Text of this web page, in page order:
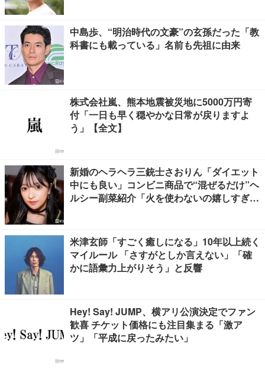
中島歩、“明治時代の文豪”の玄孫だった「教
科書にも載っている」名前も先祖に由来
株式会社嵐、熊本地震被災地に5000万円寄
付「一日も早く穏やかな日常が戻りますよ
う」【全文】
新婚のヘラヘラ三銃士さおりん「ダイエット
中にも良い」コンビニ商品で“混ぜるだけ”ヘ
ルシー副菜紹介「火を使わないの嬉しすぎ
米津玄師「すごく癒しになる」10年以上続く
マイルール 「さすがとしか言えない」「確
かに語彙力上がりそう」と反響
Hey! Say! JUMP、横アリ公演決定でファン
歓喜 チケット価格にも注目集まる「激ア
ツ」「平成に戻ったみたい」